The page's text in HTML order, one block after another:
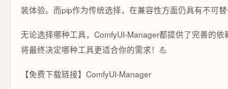
装体验。而pip作为传统选择，在兼容性方面仍具有不可
无论选择哪种工具，ComfyUI-Manager都提供了完善的
将最终决定哪种工具更适合你的需求！💪
【免费下载链接】ComfyUI-Manager